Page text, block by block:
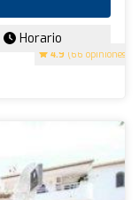
4.9 (66 opiniones)
Horario